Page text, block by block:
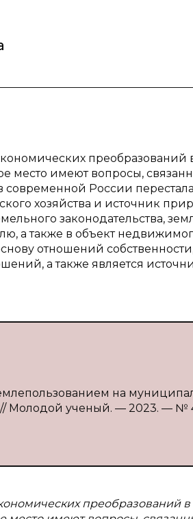
преобразований
место имеют вопросы,
России
хозяйства и источник
законодательства,
а также в объект
отношений
а также является
на
Молодой ученый. — 2023. — №
преобразований в